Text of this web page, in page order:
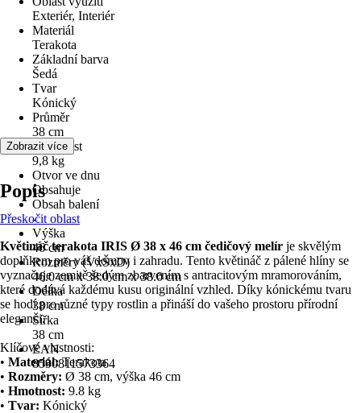
Exteriér, Interiér
Materiál
Terakota
Základní barva
Šedá
Tvar
Kónický
Průměr
38 cm
Hmotnost
9,8 kg
Otvor ve dnu
Obsahuje
Obsah balení
-
Výška
46 cm
Rozměry (VxŠxD)
46.0 cm x 38.0 cm x 38.0 cm
Délka
38 cm
Šířka
38 cm
EAN
8590811573364
Zobrazit více
Popis
Přeskočit oblast
Květináč terakota IRIS Ø 38 x 46 cm čedičový melír je skvělým
doplňkem pro váš domov i zahradu. Tento květináč z pálené hlíny se
vyznačuje zemitě šedým zbarvením s antracitovým mramorováním,
které dodává každému kusu originální vzhled. Díky kónickému tvaru
se hodí pro různé typy rostlin a přináší do vašeho prostoru přírodní
eleganci.
Klíčové vlastnosti:
• Materiál:Terakota
• Rozměry: Ø 38 cm, výška 46 cm
• Hmotnost: 9.8 kg
• Tvar: Kónický